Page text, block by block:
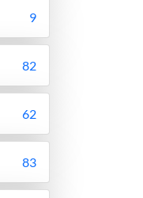
9
82
62
83